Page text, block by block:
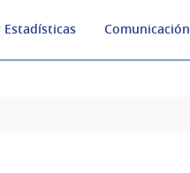
Estadísticas Comunicación